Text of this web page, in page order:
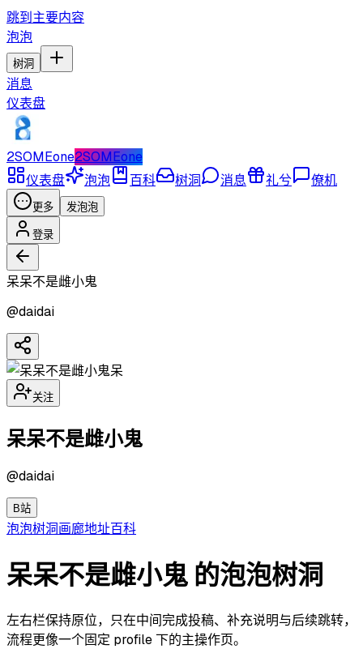
跳到主要内容
泡泡
树洞
消息
仪表盘
2SOMEone2SOMEone
仪表盘
泡泡 百科 树洞 消息 礼兮 僚机
更多 发泡泡
登录
呆呆不是雌小鬼
@daidai
呆
关注
呆呆不是雌小鬼
@daidai
B站
泡泡树洞画廊地址百科
呆呆不是雌小鬼 的泡泡树洞
左右栏保持原位，只在中间完成投稿、补充说明与后续跳转，
流程更像一个固定 profile 下的主操作页。